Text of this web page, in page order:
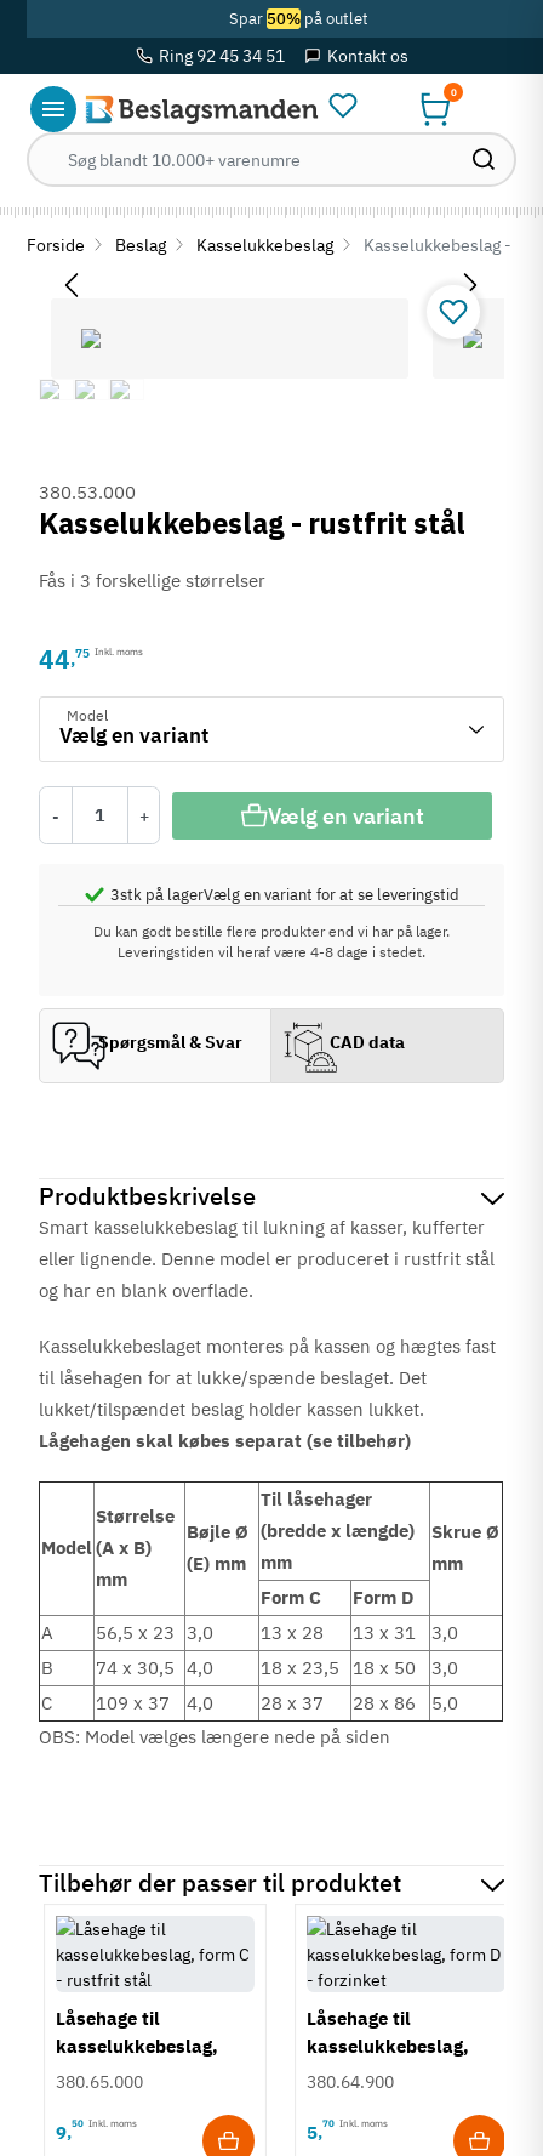
Spar 50%på outlet
Ring 92 45 34 51 Kontakt os
0
Forside Beslag Kasselukkebeslag Kasselukkebeslag -
Produktbeskrivelse
Smart kasselukkebeslag til lukning af kasser, kufferter
eller lignende. Denne model er produceret i rustfrit stål
og har en blank overflade.
Kasselukkebeslaget monteres på kassen og hægtes fast
til låsehagen for at lukke/spænde beslaget. Det
lukket/tilspændet beslag holder kassen lukket.
Lågehagen skal købes separat (se tilbehør)
Model
Størrelse
(A x B)
mm
Bøjle Ø
(E) mm
Til låsehager
(bredde x længde)
mm
Skrue Ø
mm
Form C
Form D
A
56,5 x 23 3,0 13 x 28 13 x 31
3,0
B
74 x 30,5 4,0 18 x 23,5 18 x 50
3,0
C
109 x 37 4,0 28 x 37 28 x 86
5,0
OBS: Model vælges længere nede på siden
Tilbehør der passer til produktet
Låsehage til
kasselukkebeslag,
form C - rustfrit stål
380.65.000
9,50 Inkl. moms
Låsehage til
kasselukkebeslag,
form D - forzinket
380.64.900
5,70 Inkl. moms
380.53.000
Kasselukkebeslag - rustfrit stål
Fås i 3 forskellige størrelser
44,75 Inkl. moms
Model
- + Vælg en variant
3stk på lagerVælg en variant for at se leveringstid
Du kan godt bestille flere produkter end vi har på lager.
Leveringstiden vil heraf være 4-8 dage i stedet.
Spørgsmål & Svar CAD data